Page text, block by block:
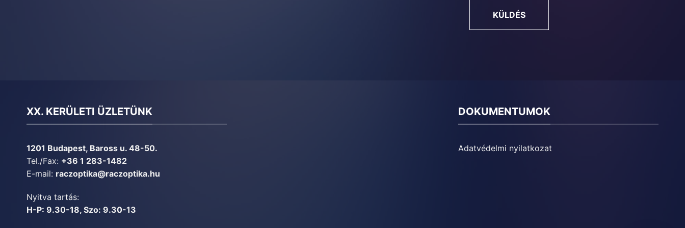
KÜLDÉS
XX. KERÜLETI ÜZLETÜNK
1201 Budapest, Baross u. 48-50.
Tel./Fax: +36 1 283-1482
E-mail: raczoptika@raczoptika.hu
Nyitva tartás:
H-P: 9.30-18, Szo: 9.30-13
DOKUMENTUMOK
Adatvédelmi nyilatkozat